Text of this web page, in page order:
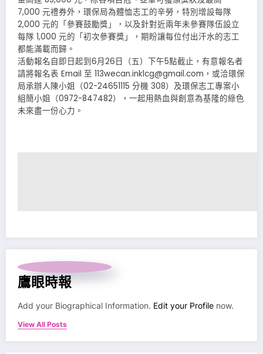
7,000 元禮券外，環保局為體恤志工的辛勞，特別增設每隊
2,000 元的「參賽鼓勵獎」，以及針對近兩年未參賽隊伍設立
每隊 1,000 元的「初次參賽獎」，期盼讓每位付出汗水的志工
都能滿載而歸。
活動報名自即日起到6月26日（五）下午5點截止，有意報名者
請將報名表 Email 至 113wecan.inklcg@gmail.com，或洽環保
局承辦人陳小姐（02-24651115 分機 308）及環保志工專案小
組簡小姐（0972-847482），一起用熱血與創意為基隆的綠色
未來盡一份心力。
鷹眼時報
Add your Biographical Information. Edit your Profile now.
View All Posts